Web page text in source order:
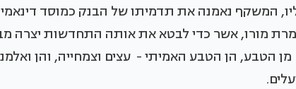
המשקף נאמנה את תדמיתו של הבנק כמוסד
מורו, אשר כדי לבטא את אותה התחדשות יצרה
הטבע, הן הטבע האמיתי - עצים וצמחייה, והן